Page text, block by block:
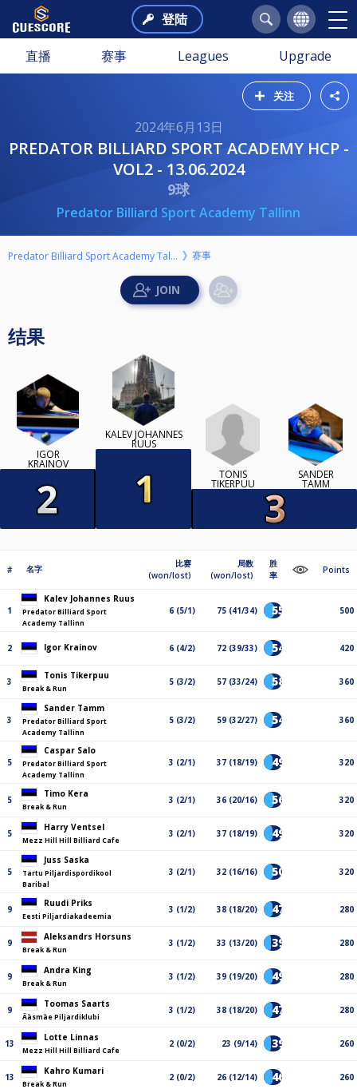
登陆
直播 赛事 Leagues Upgrade
关注
2024年6月13日
PREDATOR BILLIARD SPORT ACADEMY HCP -
VOL2 - 13.06.2024
9球
Predator Billiard Sport Academy Tallinn
Predator Billiard Sport Academy Tallinn 赛事
结果
IGOR
KRAINOV
KALEV JOHANNES
RUUS
TONIS
TIKERPUU
SANDER
TAMM
# 名字
比赛
(won/lost)
局数
(won/lost)
胜
率
Points
1
Kalev Johannes Ruus
Predator Billiard Sport
Academy Tallinn
6 (5/1) 75 (41/34) 55% 500
2 Igor Krainov 6 (4/2) 72 (39/33) 54% 420
3
Tonis Tikerpuu
Break & Run
5 (3/2) 57 (33/24) 58% 360
3
Sander Tamm
Predator Billiard Sport
Academy Tallinn
5 (3/2) 59 (32/27) 54% 360
5
Caspar Salo
Predator Billiard Sport
Academy Tallinn
3 (2/1) 37 (18/19) 49% 320
5
Timo Kera
Break & Run
3 (2/1) 36 (20/16) 56% 320
5
Harry Ventsel
Mezz Hill Hill Billiard Cafe
3 (2/1) 37 (18/19) 49% 320
5
Juss Saska
Tartu Piljardispordikool
Baribal
3 (2/1) 32 (16/16) 50% 320
9
Ruudi Priks
Eesti Piljardiakadeemia
3 (1/2) 38 (18/20) 47% 280
9
Aleksandrs Horsuns
Break & Run
3 (1/2) 33 (13/20) 39% 280
9
Andra King
Break & Run
3 (1/2) 39 (19/20) 49% 280
9
Toomas Saarts
Ääsmäe Piljardiklubi
3 (1/2) 38 (18/20) 47% 280
13
Lotte Linnas
Mezz Hill Hill Billiard Cafe
2 (0/2) 23 (9/14) 39% 260
13
Kahro Kumari
Break & Run
2 (0/2) 26 (12/14) 46% 260